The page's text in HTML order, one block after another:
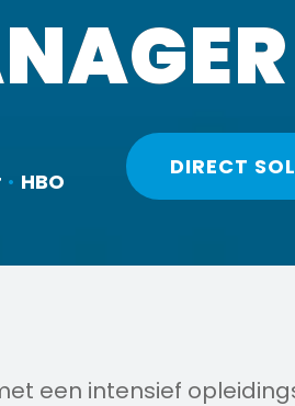
• HBO
DIRECT
een intensief